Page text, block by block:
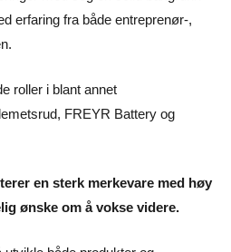
erfaring fra både entreprenør-,
roller i blant annet
FREYR Battery og
en sterk merkevare med høy
ønske om å vokse videre.